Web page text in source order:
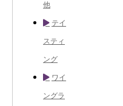
他
テイ
スティ
ング
ワイ
ングラ